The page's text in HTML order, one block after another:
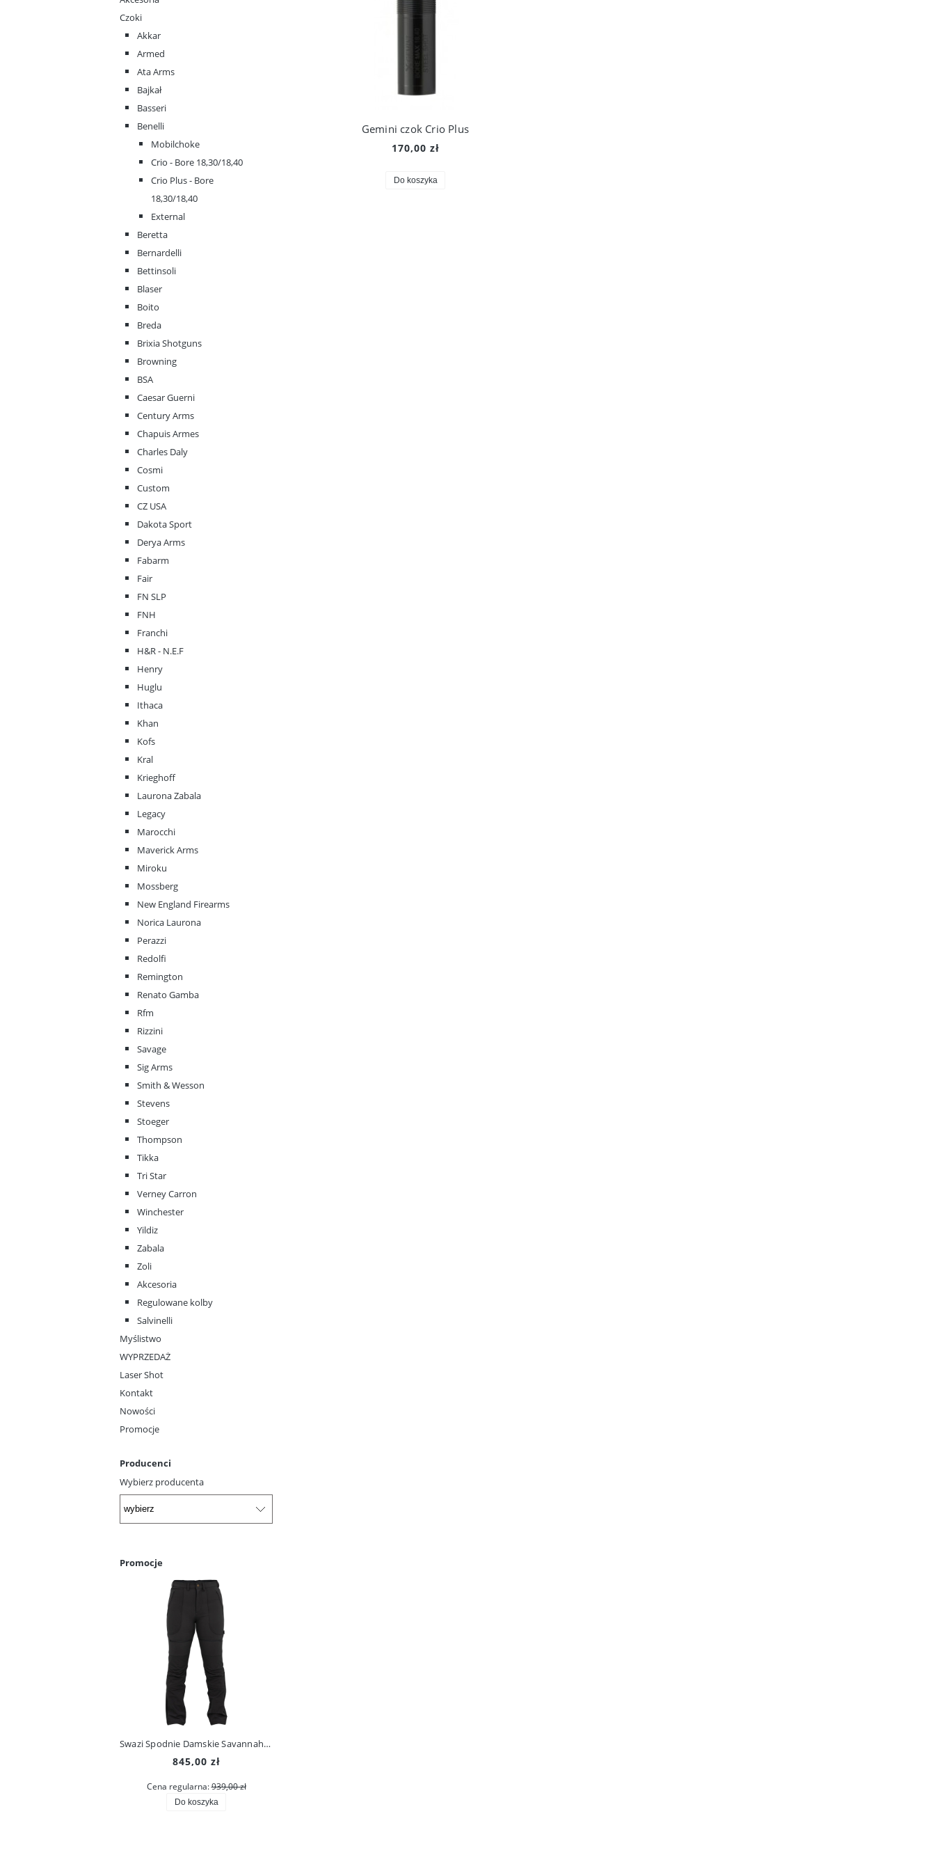
Czoki
Akkar
Armed
Ata Arms
Bajkał
Basseri
Benelli
Mobilchoke
Crio - Bore 18,30/18,40
Crio Plus - Bore
18,30/18,40
External
Beretta
Bernardelli
Bettinsoli
Blaser
Boito
Breda
Brixia Shotguns
Browning
BSA
Caesar Guerni
Century Arms
Chapuis Armes
Charles Daly
Cosmi
Custom
CZ USA
Dakota Sport
Derya Arms
Fabarm
Fair
FN SLP
FNH
Franchi
H&R - N.E.F
Henry
Huglu
Ithaca
Khan
Kofs
Kral
Krieghoff
Laurona Zabala
Legacy
Marocchi
Maverick Arms
Miroku
Mossberg
New England Firearms
Norica Laurona
Perazzi
Redolfi
Remington
Renato Gamba
Rfm
Rizzini
Savage
Sig Arms
Smith & Wesson
Stevens
Stoeger
Thompson
Tikka
Tri Star
Verney Carron
Winchester
Yildiz
Zabala
Zoli
Akcesoria
Regulowane kolby
Salvinelli
Myślistwo
WYPRZEDAŻ
Laser Shot
Kontakt
Nowości
Promocje
Producenci
Wybierz producenta
Promocje
Swazi Spodnie Damskie Savannah Pants Iron Sand
845,00 zł
Cena regularna:939,00 zł
Do koszyka
Gemini czok Crio Plus
170,00 zł
Do koszyka